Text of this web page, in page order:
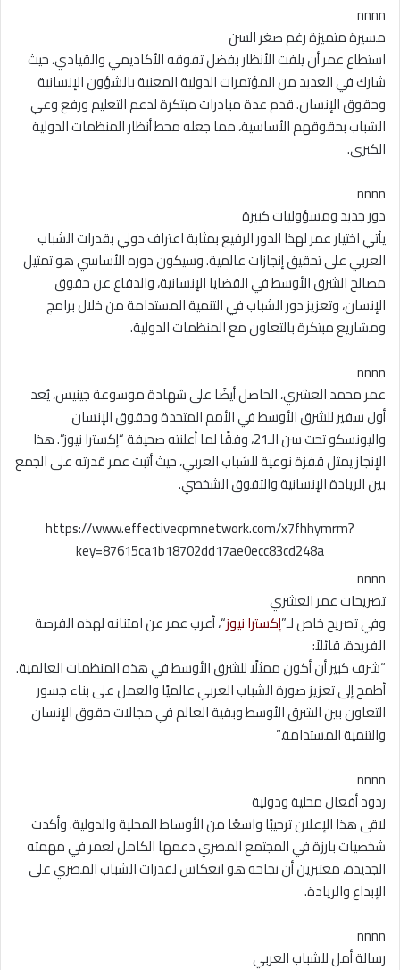
nnnn
مسيرة متميزة رغم صغر السن
استطاع عمر أن يلفت الأنظار بفضل تفوقه الأكاديمي والقيادي، حيث
شارك في العديد من المؤتمرات الدولية المعنية بالشؤون الإنسانية
وحقوق الإنسان. قدم عدة مبادرات مبتكرة لدعم التعليم ورفع وعي
الشباب بحقوقهم الأساسية، مما جعله محط أنظار المنظمات الدولية
الكبرى.
nnnn
دور جديد ومسؤوليات كبيرة
يأتي اختيار عمر لهذا الدور الرفيع بمثابة اعتراف دولي بقدرات الشباب
العربي على تحقيق إنجازات عالمية. وسيكون دوره الأساسي هو تمثيل
مصالح الشرق الأوسط في القضايا الإنسانية، والدفاع عن حقوق
الإنسان، وتعزيز دور الشباب في التنمية المستدامة من خلال برامج
ومشاريع مبتكرة بالتعاون مع المنظمات الدولية.
nnnn
عمر محمد العشري، الحاصل أيضًا على شهادة موسوعة جينيس، يُعد
أول سفير للشرق الأوسط في الأمم المتحدة وحقوق الإنسان
واليونسكو تحت سن الـ21، وفقًا لما أعلنته صحيفة “إكسترا نيوز”. هذا
الإنجاز يمثل قفزة نوعية للشباب العربي، حيث أثبت عمر قدرته على الجمع
بين الريادة الإنسانية والتفوق الشخصي.
https://www.effectivecpmnetwork.com/x7fhhymrm?
key=87615ca1b18702dd17ae0ecc83cd248a
nnnn
تصريحات عمر العشري
وفي تصريح خاص لـ”إكسترا نيوز“، أعرب عمر عن امتنانه لهذه الفرصة
الفريدة، قائلاً:
“شرف كبير أن أكون ممثلًا للشرق الأوسط في هذه المنظمات العالمية.
أطمح إلى تعزيز صورة الشباب العربي عالميًا والعمل على بناء جسور
التعاون بين الشرق الأوسط وبقية العالم في مجالات حقوق الإنسان
والتنمية المستدامة.”
nnnn
ردود أفعال محلية ودولية
لاقى هذا الإعلان ترحيبًا واسعًا من الأوساط المحلية والدولية. وأكدت
شخصيات بارزة في المجتمع المصري دعمها الكامل لعمر في مهمته
الجديدة، معتبرين أن نجاحه هو انعكاس لقدرات الشباب المصري على
الإبداع والريادة.
nnnn
رسالة أمل للشباب العربي